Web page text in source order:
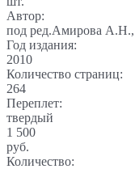
Автор:
под ред.Амирова
Год издания:
2010
Количество страниц:
264
Переплет:
твердый
1 500
руб.
Количество: